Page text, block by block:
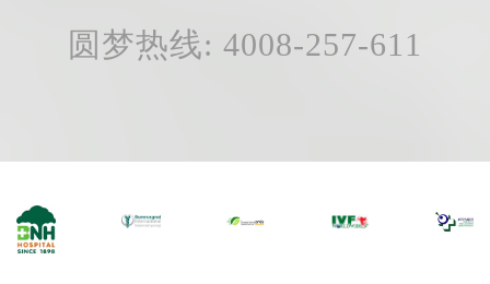
圆梦热线: 4008-257-611